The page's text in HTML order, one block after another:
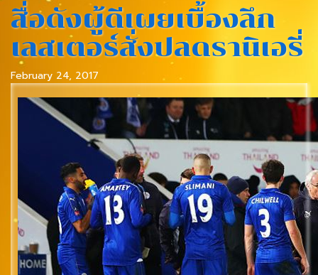
สื่อดังผู้ดีเผยเบื้องลึก
เลสเตอร์สั่งปลดรานิเอรี่
February 24, 2017